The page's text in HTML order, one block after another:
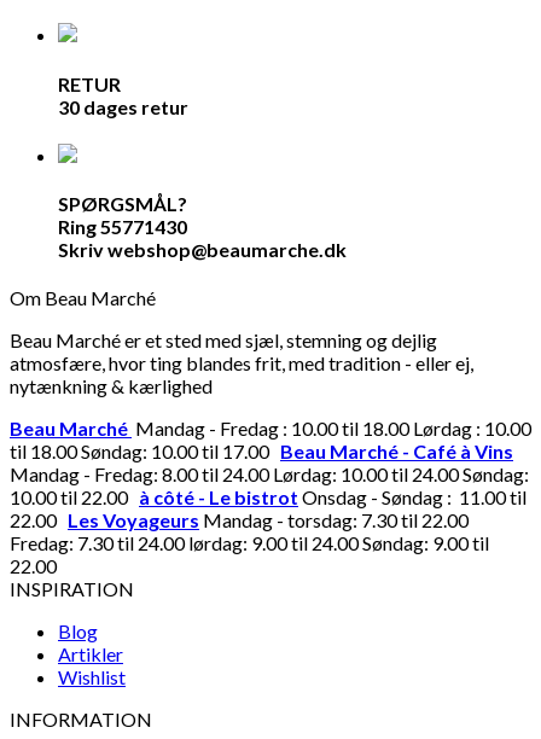
RETUR
30 dages retur
SPØRGSMÅL?
Ring 55771430
Skriv webshop@beaumarche.dk
Om Beau Marché
Beau Marché er et sted med sjæl, stemning og dejlig
atmosfære, hvor ting blandes frit, med tradition - eller ej,
nytænkning & kærlighed
Beau Marché Mandag - Fredag : 10.00 til 18.00 Lørdag : 10.00
til 18.00 Søndag: 10.00 til 17.00 Beau Marché - Café à Vins
Mandag - Fredag: 8.00 til 24.00 Lørdag: 10.00 til 24.00 Søndag:
10.00 til 22.00 à côté - Le bistrot Onsdag - Søndag : 11.00 til
22.00 Les Voyageurs Mandag - torsdag: 7.30 til 22.00
Fredag: 7.30 til 24.00 lørdag: 9.00 til 24.00 Søndag: 9.00 til
22.00
INSPIRATION
Blog
Artikler
Wishlist
INFORMATION